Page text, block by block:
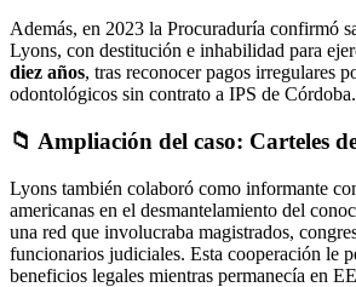
Además, en 2023 la Procuraduría confirmó
Lyons, con destitución e inhabilidad para
diez años, tras reconocer pagos irregulares
odontológicos sin contrato a IPS de Córdoba.
📁 Ampliación del caso: Carteles
Lyons también colaboró como informante
americanas en el desmantelamiento del
una red que involucraba magistrados,
funcionarios judiciales. Esta cooperación le
beneficios legales mientras permanecía en